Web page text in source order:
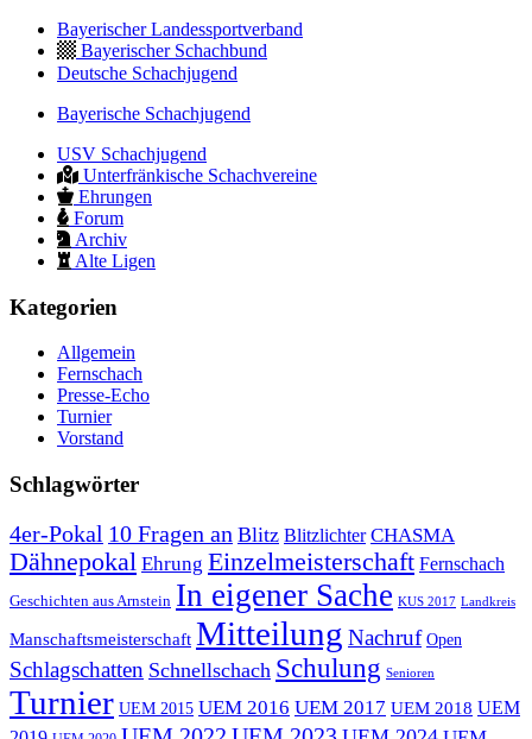
Bayerischer Landessportverband
Bayerischer Schachbund
Deutsche Schachjugend
Bayerische Schachjugend
USV Schachjugend
Unterfränkische Schachvereine
Ehrungen
Forum
Archiv
Alte Ligen
Kategorien
Allgemein
Fernschach
Presse-Echo
Turnier
Vorstand
Schlagwörter
4er-Pokal 10 Fragen an Blitz Blitzlichter CHASMA
Dähnepokal Ehrung Einzelmeisterschaft Fernschach
Geschichten aus Arnstein In eigener Sache KUS 2017 Landkreis
Manschaftsmeisterschaft Mitteilung Nachruf Open
Schlagschatten Schnellschach Schulung Senioren
Turnier UEM 2015 UEM 2016 UEM 2017 UEM 2018 UEM